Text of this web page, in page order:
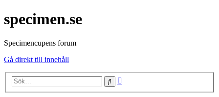
specimen.se
Specimencupens forum
Gå direkt till innehåll
Sök